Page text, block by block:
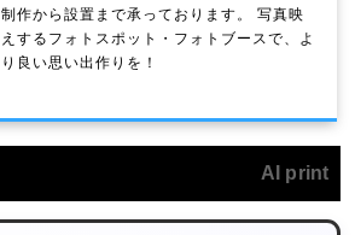
制作から設置まで承っております。 写真映
えするフォトスポット・フォトブースで、よ
り良い思い出作りを！
AI print